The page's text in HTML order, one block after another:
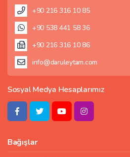
+90 216 316 10 85
+90 538 441 58 36
+90 216 316 10 86
info@daruleytam.com
Sosyal Medya Hesaplarımız
Bağışlar